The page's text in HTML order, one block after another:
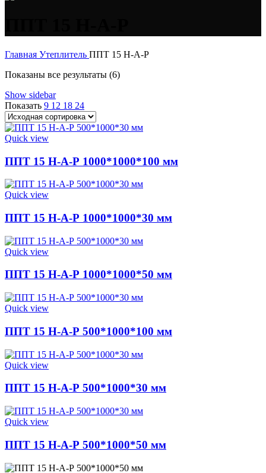
Главная Утеплитель ППТ 15 Н-А-Р
Показаны все результаты (6)
Show sidebar
Показать 9 12 18 24
Quick view
ППТ 15 Н-А-Р 1000*1000*100 мм
Quick view
ППТ 15 Н-А-Р 1000*1000*30 мм
Quick view
ППТ 15 Н-А-Р 1000*1000*50 мм
Quick view
ППТ 15 Н-А-Р 500*1000*100 мм
Quick view
ППТ 15 Н-А-Р 500*1000*30 мм
Quick view
ППТ 15 Н-А-Р 500*1000*50 мм